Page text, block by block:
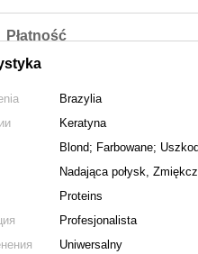
Płatność
Brazylia
Keratyna
Blond; Farbowane;
Nadająca połysk,
Proteins
Profesjonalista
Uniwersalny